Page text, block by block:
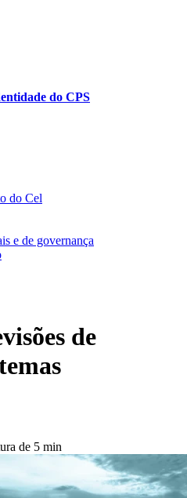
do CPS
do Cel
e de governança
de
de 5 min